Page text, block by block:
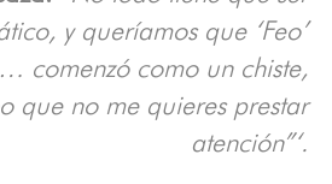
y queríamos que ‘Feo’
comenzó como un chiste,
que no me quieres prestar
atención”‘.